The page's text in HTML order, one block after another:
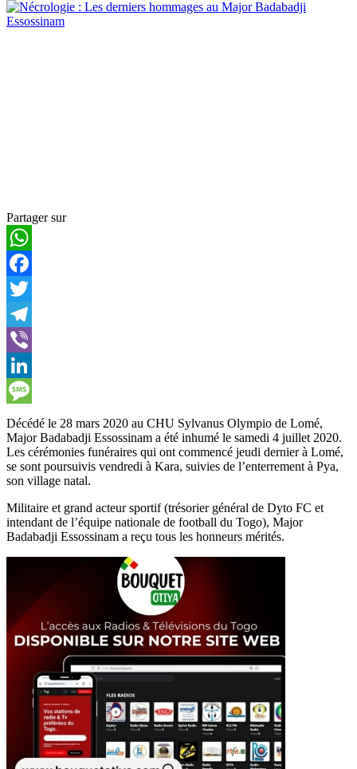
Partager sur
WhatsApp
Facebook
Twitter
Telegram
Viber
LinkedIn
Message
Décédé le 28 mars 2020 au CHU Sylvanus Olympio de Lomé,
Major Badabadji Essossinam a été inhumé le samedi 4 juillet 2020.
Les cérémonies funéraires qui ont commencé jeudi dernier à Lomé,
se sont poursuivis vendredi à Kara, suivies de l’enterrement à Pya,
son village natal.
Militaire et grand acteur sportif (trésorier général de Dyto FC et
intendant de l’équipe nationale de football du Togo), Major
Badabadji Essossinam a reçu tous les honneurs mérités.